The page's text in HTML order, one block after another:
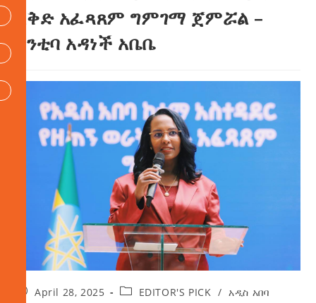
እቅድ አፈጻጸም ግምገማ ጀምሯል –
ከንቲባ አዳነች አቤቤ
April 28, 2025 EDITOR'S PICK / አዲስ አበባ